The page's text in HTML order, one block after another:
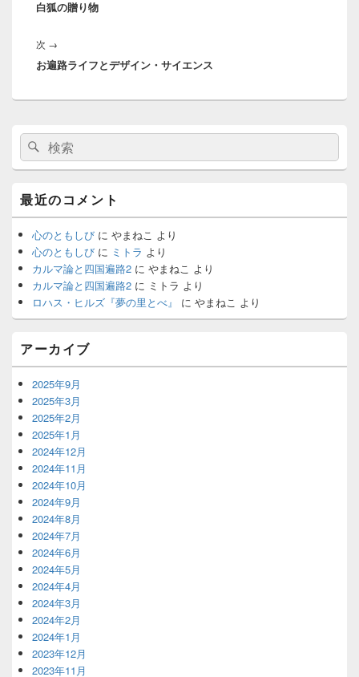
ゲ
ー
シ
の
白狐の贈り物
次 →
の
稿:
お遍路ライフとデザイン・サイエンス
ン
サ
ド
バ
ー
ウ
ジ
ェ
ッ
ト
リ
検
索:
検
索
最近のコメント
心のともしび に やまねこ より
心のともしび に ミトラ より
カルマ論と四国遍路2 に やまねこ より
カルマ論と四国遍路2 に ミトラ より
ロハス・ヒルズ『夢の里とべ』
に やまねこ より
アーカイブ
2025年9月
2025年3月
2025年2月
2025年1月
2024年12月
2024年11月
2024年10月
2024年9月
2024年8月
2024年7月
2024年6月
2024年5月
2024年4月
2024年3月
2024年2月
2024年1月
2023年12月
2023年11月